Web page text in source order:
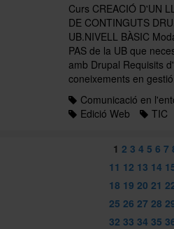
Curs CREACIÓ D'UN
DE CONTINGUTS
UB.NIVELL BÀSIC
PAS de la UB que
amb Drupal Requisits
coneixements en gestió...
Comunicació en
Edició Web
TIC
1 2 3 4 5 6 7
11 12 13 14
18 19 20 21
25 26 27 28
32 33 34 35